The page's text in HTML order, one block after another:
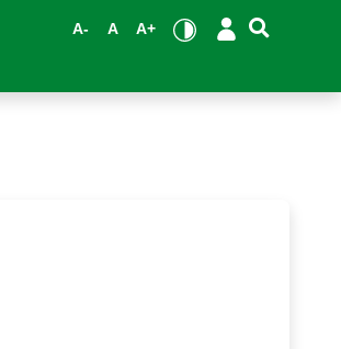
A- A A+